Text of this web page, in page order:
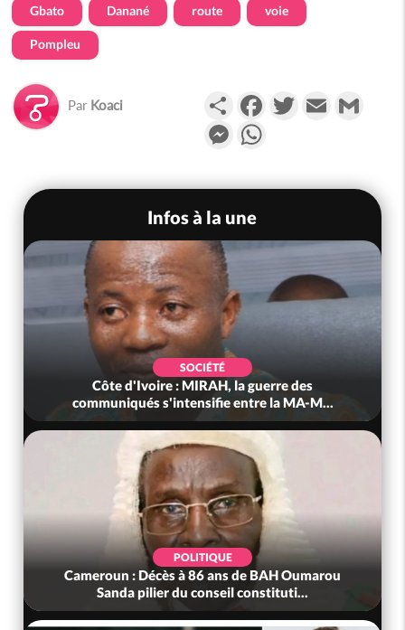
Gbato Danané route voie
Pompleu
Par Koaci PartagerFacebookTwitterEmail
Messenger
Infos à la une
SOCIÉTÉ
Côte d'Ivoire : MIRAH, la guerre des
communiqués s'intensifie entre la MA-M...
POLITIQUE
Cameroun : Décès à 86 ans de BAH Oumarou
Sanda pilier du conseil constituti...